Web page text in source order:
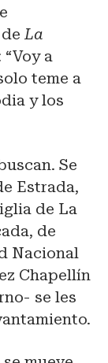
deLa
a
teme a
y los
Se
Estrada,
de La
de
Nacional
Chapellín
se les